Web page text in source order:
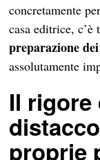
concretamente
casa editrice,
preparazione
assolutamente
Il rigore
proprie